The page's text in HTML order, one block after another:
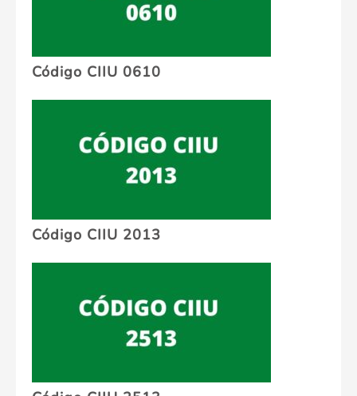
Código CIIU 0610
Código CIIU 2013